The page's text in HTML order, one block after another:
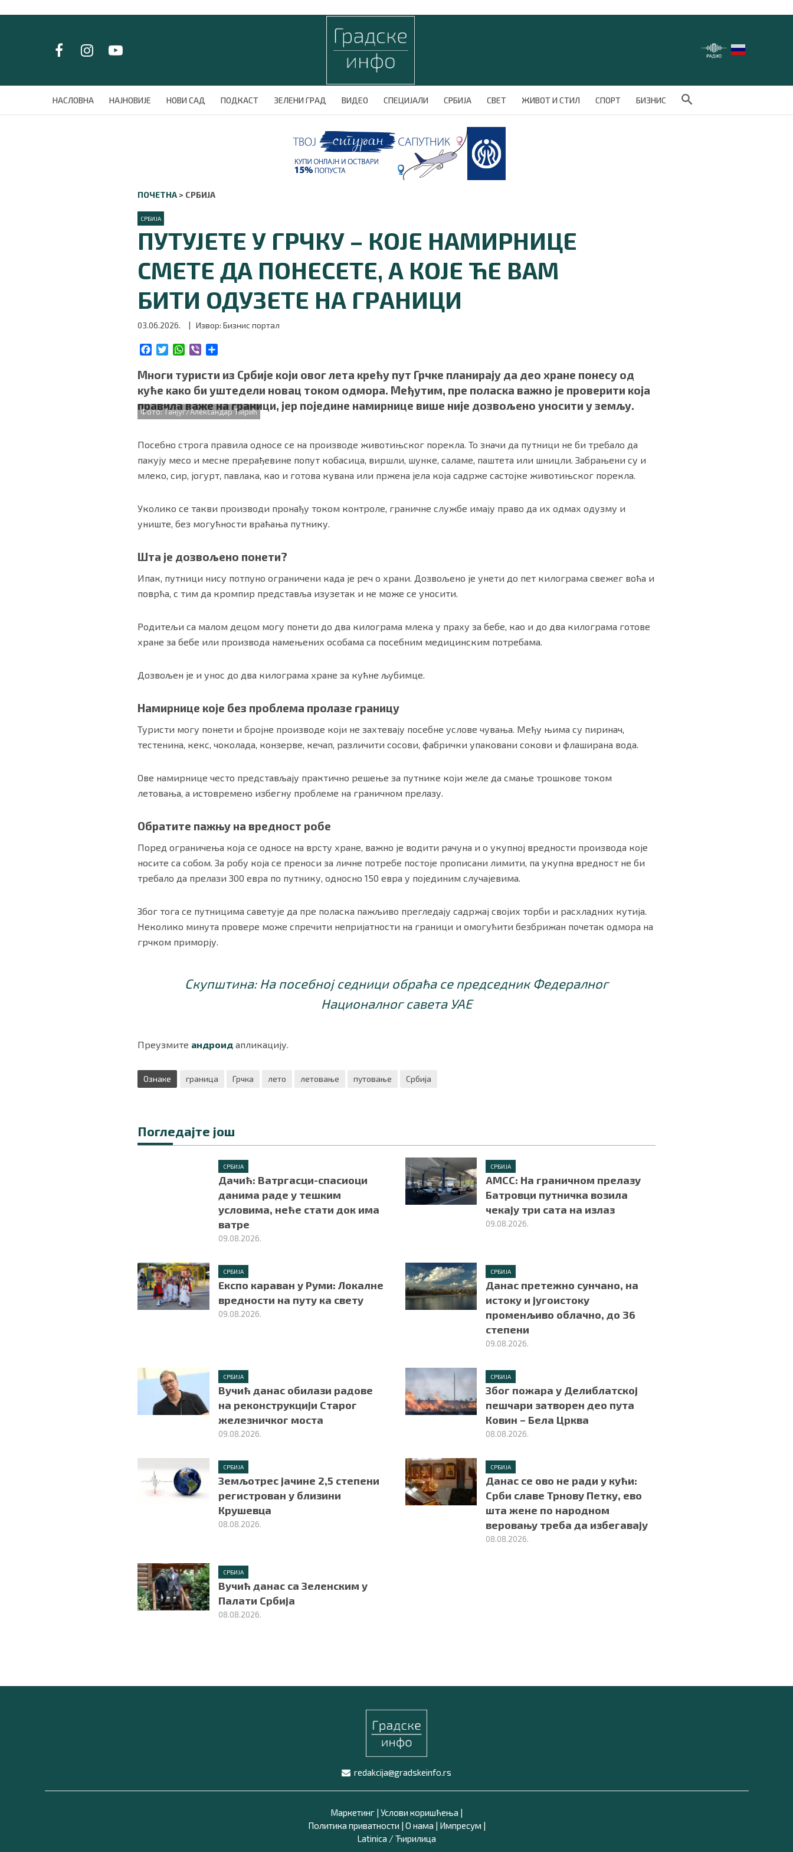
НАСЛОВНА НАЈНОВИЈЕ НОВИ САД ПОДКАСТ ЗЕЛЕНИ ГРАД ВИДЕО СПЕЦИЈАЛИ СРБИЈА СВЕТ ЖИВОТ И СТИЛ СПОРТ БИЗНИС
Search Button
ПОЧЕТНА > СРБИЈА
СРБИЈА
ПУТУЈЕТЕ У ГРЧКУ – КОЈЕ НАМИРНИЦЕ
СМЕТЕ ДА ПОНЕСЕТЕ, А КОЈЕ ЋЕ ВАМ
БИТИ ОДУЗЕТЕ НА ГРАНИЦИ
03.06.2026. | Извор: Бизнис портал
c
e
b
o
o
i
t
e
r
W
a
t
s
A
p
b
r
a
e
Многи туристи из Србије који овог лета крећу пут Грчке планирају да део хране понесу од
куће како би уштедели новац током одмора. Међутим, пре поласка важно је проверити која
правила важе на граници, јер поједине намирнице више није дозвољено уносити у земљу.
Фото: Танјуг/Александар Ћирић
Посебно строга правила односе се на производе животињског порекла. То значи да путници не би требало да
пакују месо и месне прерађевине попут кобасица, виршли, шунке, саламе, паштета или шницли. Забрањени су и
млеко, сир, јогурт, павлака, као и готова кувана или пржена јела која садрже састојке животињског порекла.
Уколико се такви производи пронађу током контроле, граничне службе имају право да их одмах одузму и
униште, без могућности враћања путнику.
Шта је дозвољено понети?
Ипак, путници нису потпуно ограничени када је реч о храни. Дозвољено је унети до пет килограма свежег воћа и
поврћа, с тим да кромпир представља изузетак и не може се уносити.
Родитељи са малом децом могу понети до два килограма млека у праху за бебе, као и до два килограма готове
хране за бебе или производа намењених особама са посебним медицинским потребама.
Дозвољен је и унос до два килограма хране за кућне љубимце.
Намирнице које без проблема пролазе границу
Туристи могу понети и бројне производе који не захтевају посебне услове чувања. Међу њима су пиринач,
тестенина, кекс, чоколада, конзерве, кечап, различити сосови, фабрички упаковани сокови и флаширана вода.
Ове намирнице често представљају практично решење за путнике који желе да смање трошкове током
летовања, а истовремено избегну проблеме на граничном прелазу.
Обратите пажњу на вредност робе
Поред ограничења која се односе на врсту хране, важно је водити рачуна и о укупној вредности производа које
носите са собом. За робу која се преноси за личне потребе постоје прописани лимити, па укупна вредност не би
требало да прелази 300 евра по путнику, односно 150 евра у појединим случајевима.
Због тога се путницима саветује да пре поласка пажљиво прегледају садржај својих торби и расхладних кутија.
Неколико минута провере може спречити непријатности на граници и омогућити безбрижан почетак одмора на
грчком приморју.
Скупштина: На посебној седници обраћа се председник Федералног
Националног савета УАЕ
Преузмите андроид апликацију.
Ознаке граница Грчка лето летовање путовање Србија
Погледајте још
СРБИЈА
Дачић: Ватргасци-спасиоци
данима раде у тешким
условима, неће стати док има
ватре
09.08.2026.
СРБИЈА
АМСС: На граничном прелазу
Батровци путничка возила
чекају три сата на излаз
09.08.2026.
СРБИЈА
Експо караван у Руми: Локалне
вредности на путу ка свету
09.08.2026.
СРБИЈА
Данас претежно сунчано, на
истоку и југоистоку
променљиво облачно, до 36
степени
09.08.2026.
СРБИЈА
Вучић данас обилази радове
на реконструкцији Старог
железничког моста
09.08.2026.
СРБИЈА
Због пожара у Делиблатској
пешчари затворен део пута
Ковин – Бела Црква
08.08.2026.
СРБИЈА
Земљотрес јачине 2,5 степени
регистрован у близини
Крушевца
08.08.2026.
СРБИЈА
Данас се ово не ради у кући:
Срби славе Трнову Петку, ево
шта жене по народном
веровању треба да избегавају
08.08.2026.
СРБИЈА
Вучић данас са Зеленским у
Палати Србија
08.08.2026.
redakcija@gradskeinfo.rs
Маркетинг | Услови коришћења |
Политика приватности | О нама | Импресум |
Latinica /Ћирилица
НАСЛОВНА
НАЈНОВИЈЕ
ПРАТИТЕ НАС
ПРЕУЗМИТЕ НАШУ АПЛИКАЦИЈУ